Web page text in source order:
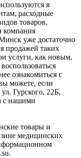
в
расходные
товаров,
компания
уже достаточно
продажей таких
услуги, как новым,
ознакомиться с
можете, если
Гурского, 22Б,
с нашими
товары и
медицинских